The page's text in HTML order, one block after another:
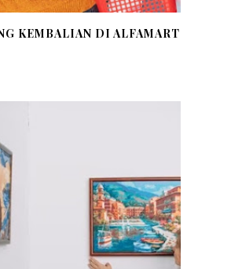
KEMBALIAN DI ALFAMART